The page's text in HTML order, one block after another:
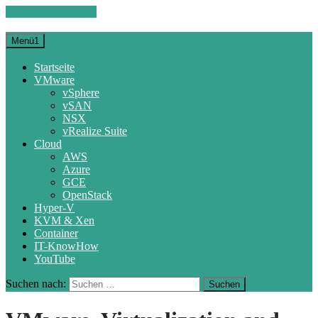
Menü1
Startseite
VMware
vSphere
vSAN
NSX
vRealize Suite
Cloud
AWS
Azure
GCE
OpenStack
Hyper-V
KVM & Xen
Container
IT-KnowHow
YouTube
Suchen nach: